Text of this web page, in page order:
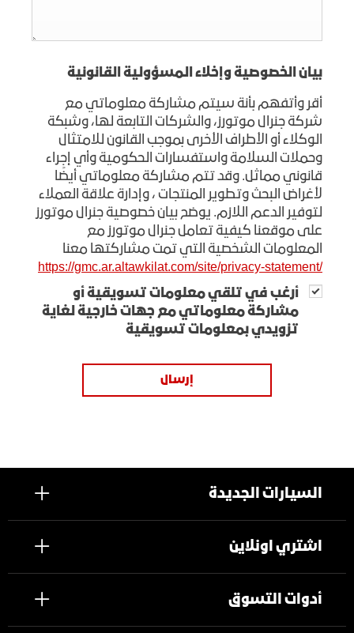
بيان الخصوصية وإخلاء المسؤولية القانونية
أقر وأتفهم بأنة سيتم مشاركة معلوماتي مع
شركة جنرال موتورز، والشركات التابعة لها، وشبكة
الوكلاء أو الأطراف الأخرى بموجب القانون للامتثال
وحملات السلامة واستفسارات الحكومية وأي إجراء
قانوني مماثل. وقد تتم مشاركة معلوماتي أيضًا
لأغراض البحث وتطوير المنتجات ، وإدارة علاقة العملاء
لتوفير الدعم اللازم. يوضح بيان خصوصية جنرال موتورز
على موقعنا كيفية تعامل جنرال موتورز مع
المعلومات الشخصية التي تمت مشاركتها معنا
/
https://gmc.ar.altawkilat.com/site/privacy-statement
أرغب في تلقي معلومات تسويقية أو
مشاركة معلوماتي مع جهات خارجية لغاية
تزويدي بمعلومات تسويقية
إرسال
السيارات الجديدة
اشتري اونلاين
أدوات التسوق